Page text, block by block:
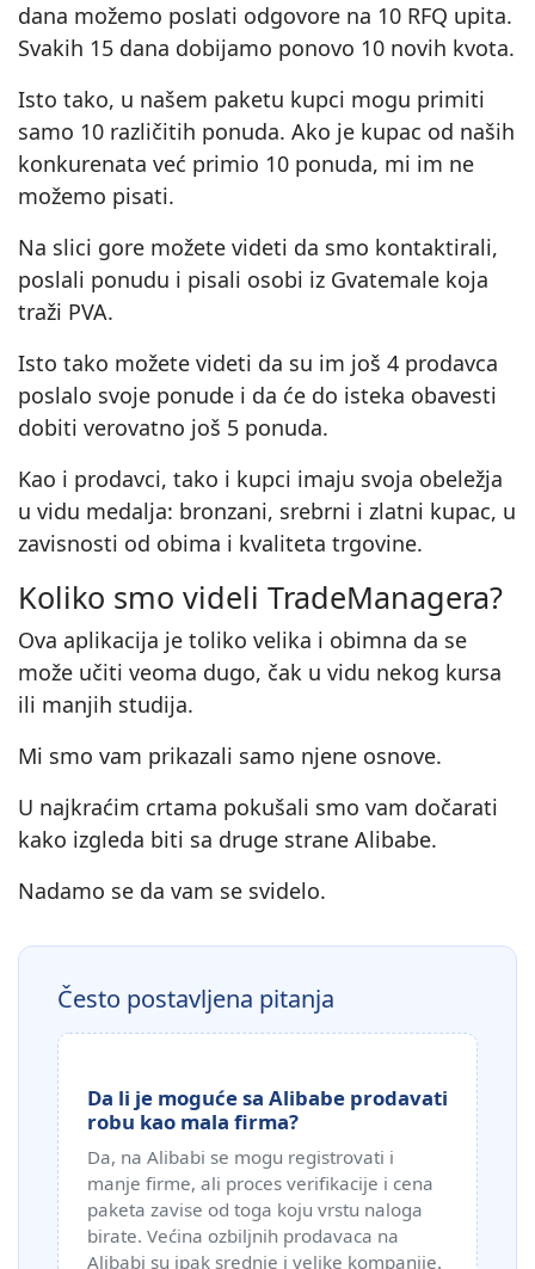
dana možemo poslati odgovore na 10 RFQ upita.
Svakih 15 dana dobijamo ponovo 10 novih kvota.
Isto tako, u našem paketu kupci mogu primiti
samo 10 različitih ponuda. Ako je kupac od naših
konkurenata već primio 10 ponuda, mi im ne
možemo pisati.
Na slici gore možete videti da smo kontaktirali,
poslali ponudu i pisali osobi iz Gvatemale koja
traži PVA.
Isto tako možete videti da su im još 4 prodavca
poslalo svoje ponude i da će do isteka obavesti
dobiti verovatno još 5 ponuda.
Kao i prodavci, tako i kupci imaju svoja obeležja
u vidu medalja: bronzani, srebrni i zlatni kupac, u
zavisnosti od obima i kvaliteta trgovine.
Koliko smo videli TradeManagera?
Ova aplikacija je toliko velika i obimna da se
može učiti veoma dugo, čak u vidu nekog kursa
ili manjih studija.
Mi smo vam prikazali samo njene osnove.
U najkraćim crtama pokušali smo vam dočarati
kako izgleda biti sa druge strane Alibabe.
Nadamo se da vam se svidelo.
Često postavljena pitanja
Da li je moguće sa Alibabe prodavati
robu kao mala firma?
Da, na Alibabi se mogu registrovati i
manje firme, ali proces verifikacije i cena
paketa zavise od toga koju vrstu naloga
birate. Većina ozbiljnih prodavaca na
Alibabi su ipak srednje i velike kompanije.